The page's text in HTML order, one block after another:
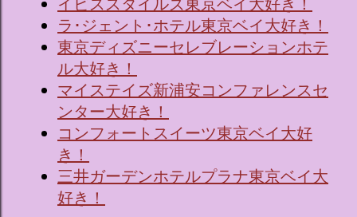
イビススタイルズ東京ベイ大好き！
ラ･ジェント･ホテル東京ベイ大好き！
東京ディズニーセレブレーションホテ
ル大好き！
マイステイズ新浦安コンファレンスセ
ンター大好き！
コンフォートスイーツ東京ベイ大好
き！
三井ガーデンホテルプラナ東京ベイ大
好き！